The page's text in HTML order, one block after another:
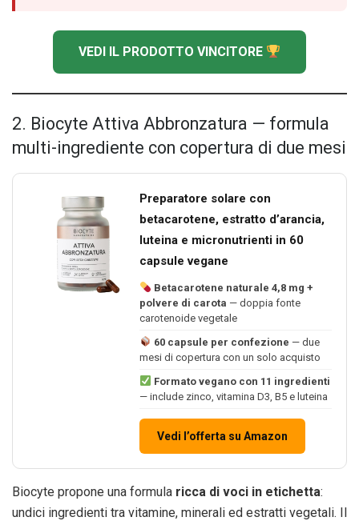
VEDI IL PRODOTTO VINCITORE
2. Biocyte Attiva Abbronzatura — formula
multi-ingrediente con copertura di due mesi
Preparatore solare con
betacarotene, estratto d’arancia,
luteina e micronutrienti in 60
capsule vegane
Betacarotene naturale 4,8 mg +
polvere di carota — doppia fonte
carotenoide vegetale
60 capsule per confezione — due
mesi di copertura con un solo acquisto
Formato vegano con 11 ingredienti
— include zinco, vitamina D3, B5 e luteina
Vedi l’offerta su Amazon
Biocyte propone una formula ricca di voci in etichetta:
undici ingredienti tra vitamine, minerali ed estratti vegetali. Il